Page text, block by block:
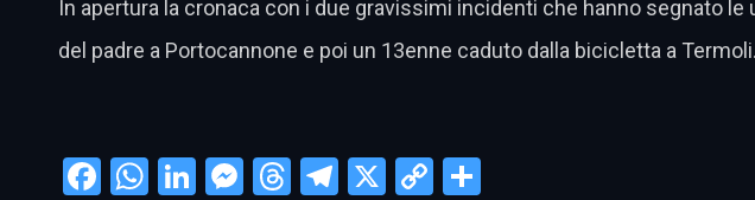
In apertura la cronaca con i due gravissimi incidenti che hanno segnato
del padre a Portocannone e poi un 13enne caduto dalla bicicletta a
Facebook
WhatsApp
LinkedIn
Messenger
Threads
Telegram
X CopyCondividi